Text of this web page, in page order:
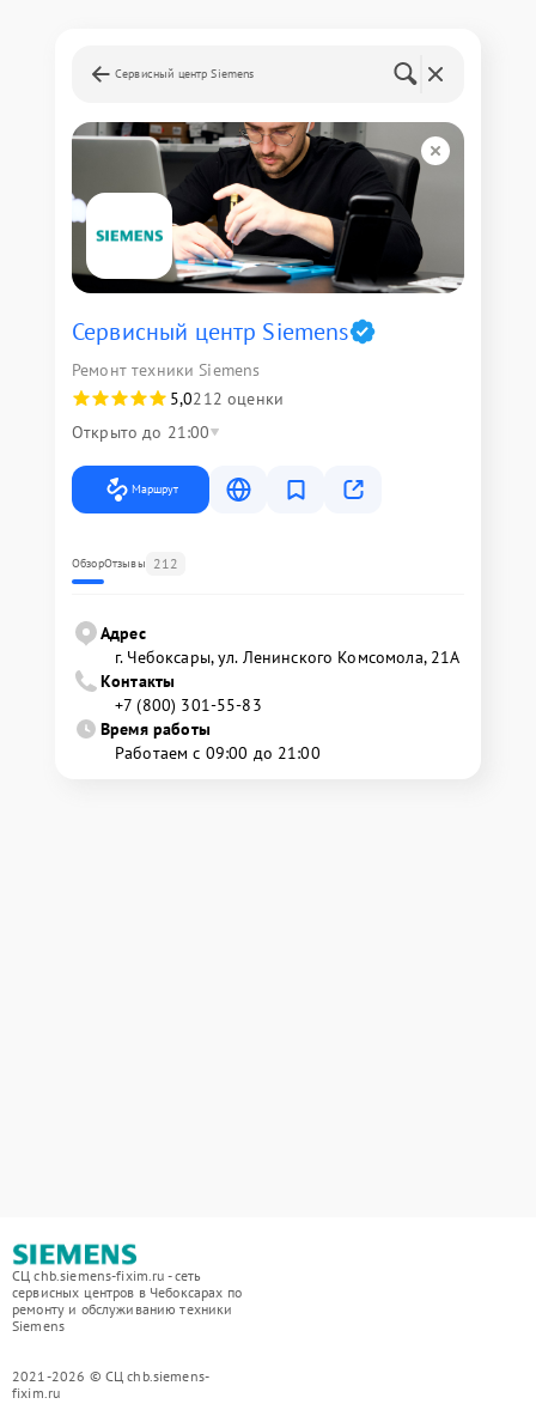
Сервисный центр Siemens
Сервисный центр Siemens
Ремонт техники Siemens
5,0212 оценки
Открыто до 21:00
Маршрут
ОбзорОтзывы 212
Адрес
г. Чебоксары, ул. Ленинского Комсомола, 21А
Контакты
+7 (800) 301-55-83
Время работы
Работаем с 09:00 до 21:00
СЦ chb.siemens-fixim.ru - сеть
сервисных центров в Чебоксарах по
ремонту и обслуживанию техники
Siemens
2021-2026 © СЦ chb.siemens-
fixim.ru